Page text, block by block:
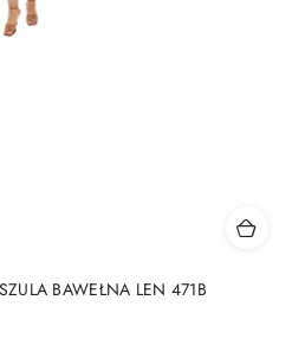
BAWEŁNA LEN 471B